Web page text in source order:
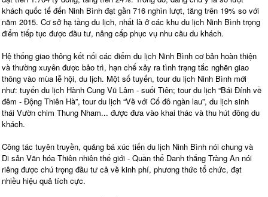
khách quốc tế đến Ninh Bình đạt gần 716 nghìn lượt, tăng trên 19% so với
năm 2015. Cơ sở hạ tầng du lịch, nhất là ở các khu du lịch Ninh Bình trọng
điểm tiếp tục được đầu tư, nâng cấp phục vụ nhu cầu du khách.
Hệ thống giao thông kết nối các điểm du lịch Ninh Bình cơ bản hoàn thiện
và thường xuyên được bảo trì, hạn chế xảy ra tình trạng tắc nghẽn giao
thông vào mùa lễ hội, du lịch. Một số tuyến, tour du lịch Ninh Bình mới
như: tuyến du lịch Hành Cung Vũ Lâm - suối Tiên; tour du lịch “Bái Đính về
đêm - Động Thiên Hà”, tour du lịch “Về với Cố đô ngàn lau”, du lịch sinh
thái Vườn chim Thung Nham... được đưa vào khai thác và thu hút đông du
khách.
Công tác tuyên truyền, quảng bá xúc tiến du lịch Ninh Bình nói chung và
Di sản Văn hóa Thiên nhiên thế giới - Quần thể Danh thắng Tràng An nói
riêng được chú trọng đầu tư cả về kinh phí, phương thức tổ chức, đạt
nhiều hiệu quả tích cực.